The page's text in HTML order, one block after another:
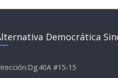
Democrática
#15-15